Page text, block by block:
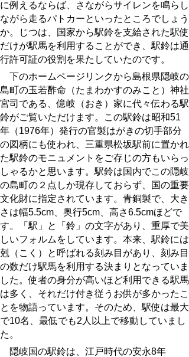
に例えるならば、さながらサイレンを鳴らし
ながら走るパトカーといったところでしょう
か。じつは、国家から駅鈴を支給された駅使
だけが駅馬を利用することができ、駅鈴は通
行許可証の役割を果たしていたのです。
下のホームページリンクから島根県隠岐の
島町の玉若酢命（たまわかすのみこと）神社
宮司である、億岐（おき）家に代々伝わる駅
鈴がご覧いただけます。この駅鈴は昭和51
年（1976年）発行の官製はがきの切手部分
の図柄にも使われ、三重県松坂駅前に置かれ
た駅鈴のモニュメントをご存じの方もいらっ
しゃるかと思います。駅鈴は国内でこの隠岐
の島町の２点しか現存しておらず、国の重要
文化財に指定されています。青銅製で、大き
さは幅5.5cm、奥行5cm、高さ6.5cmほどで
す。「駅」と「鈴」の文字があり、重厚で美
しいフォルムをしています。本来、駅鈴には
剋（こく）と呼ばれる刻み目があり、刻み目
の数だけ駅馬を利用する決まりとなっていま
した。使者の身分が高いほど利用できる駅馬
は多く、それだけ付き従うお供が多かったこ
とを物語っています。そのため、駅使は最大
で10名、最低でも2人以上で移動していまし
た。
隠岐国の駅鈴は、江戸時代の安永8年